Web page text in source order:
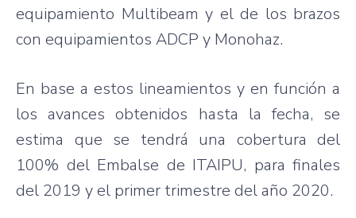
equipamiento Multibeam y el de los brazos
con equipamientos ADCP y Monohaz.
En base a estos lineamientos y en función a
los avances obtenidos hasta la fecha, se
estima que se tendrá una cobertura del
100% del Embalse de ITAIPU, para finales
del 2019 y el primer trimestre del año 2020.